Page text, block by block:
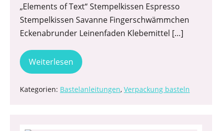
„Elements of Text“ Stempelkissen Espresso
Stempelkissen Savanne Fingerschwämmchen
Eckenabrunder Leinenfaden Klebemittel […]
Weiterlesen
Kategorien: Bastelanleitungen, Verpackung basteln